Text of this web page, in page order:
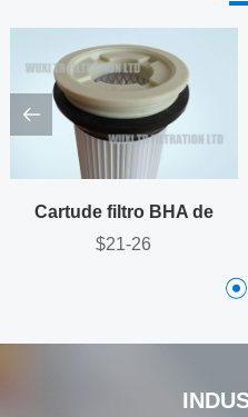
Cartude filtro BHA de
reemplazo
$21-26